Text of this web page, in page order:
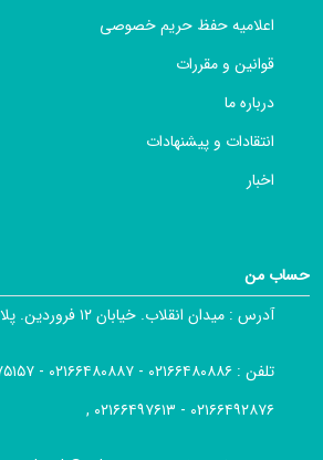
اعلامیه حفظ حریم خصوصی
قوانین و مقررات
درباره ما
انتقادات و پیشنهادات
اخبار
حساب من
آدرس : میدان انقلاب. خیابان ۱۲ فروردین. پلاک ۳۱۶
تلفن :
۰۲۱۶۶۴۹۲۸۷۶ - ۰۲۱۶۶۴۹۷۶۱۳ ,